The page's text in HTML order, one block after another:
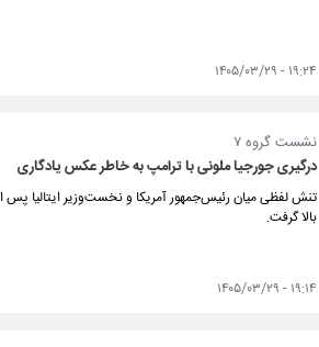
۱۹:۲۴ - ۱۴۰۵/۰۳/۲۹
نشست گروه ۷
درگیری جورجیا ملونی با ترامپ به خاطر عکس یادگاری
تنش لفظی میان رئیس‌جمهور آمریکا و نخست‌وزیر ایتالیا پس
بالا گرفت.
۱۹:۱۴ - ۱۴۰۵/۰۳/۲۹